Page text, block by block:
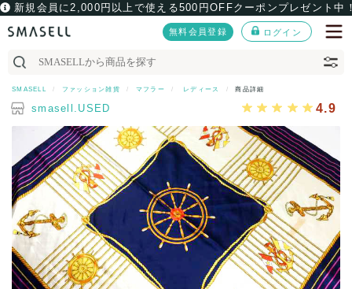
新規会員に2,000円以上で使える500円OFFクーポンプレゼント中
無料会員登録 ログイン
SMASELL ファッション雑貨 マフラー レディース 商品詳細
smasell.USED 4.9